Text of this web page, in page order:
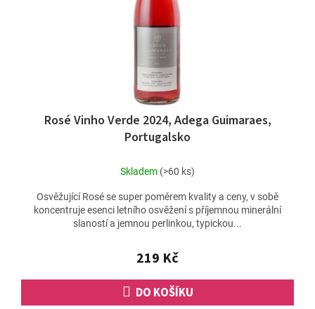
Rosé Vinho Verde 2024, Adega Guimaraes,
Portugalsko
Skladem (>60 ks)
219 Kč
DO KOŠÍKU
Osvěžující Rosé se super poměrem kvality a ceny, v sobě
koncentruje esenci letního osvěžení s příjemnou minerální
slaností a jemnou perlinkou, typickou...